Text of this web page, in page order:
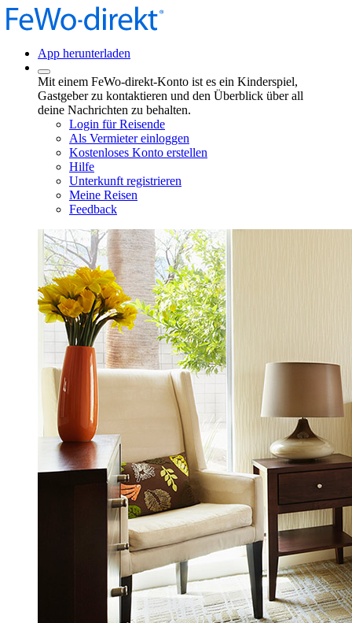
App herunterladen
Mit einem FeWo-direkt-Konto ist es ein Kinderspiel,
Gastgeber zu kontaktieren und den Überblick über all
deine Nachrichten zu behalten.
Login für Reisende
Als Vermieter einloggen
Kostenloses Konto erstellen
Hilfe
Unterkunft registrieren
Meine Reisen
Feedback